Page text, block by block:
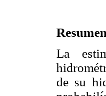
Resumen
La
de su